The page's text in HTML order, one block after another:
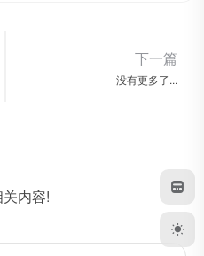
下一篇
没有更多了...
内容!